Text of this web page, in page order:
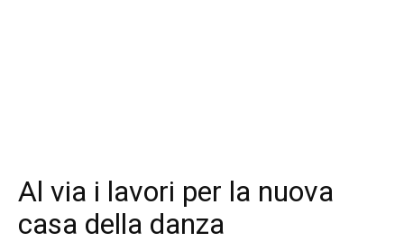
Al via i lavori per la nuova
casa della danza